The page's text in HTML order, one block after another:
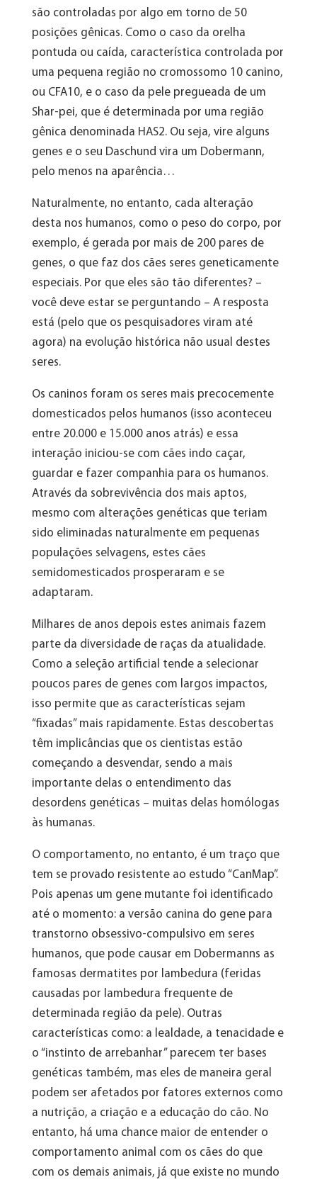
são controladas por algo em torno de 50
posições gênicas. Como o caso da orelha
pontuda ou caída, característica controlada por
uma pequena região no cromossomo 10 canino,
ou CFA10, e o caso da pele pregueada de um
Shar-pei, que é determinada por uma região
gênica denominada HAS2. Ou seja, vire alguns
genes e o seu Daschund vira um Dobermann,
pelo menos na aparência…
Naturalmente, no entanto, cada alteração
desta nos humanos, como o peso do corpo, por
exemplo, é gerada por mais de 200 pares de
genes, o que faz dos cães seres geneticamente
especiais. Por que eles são tão diferentes? –
você deve estar se perguntando – A resposta
está (pelo que os pesquisadores viram até
agora) na evolução histórica não usual destes
seres.
Os caninos foram os seres mais precocemente
domesticados pelos humanos (isso aconteceu
entre 20.000 e 15.000 anos atrás) e essa
interação iniciou-se com cães indo caçar,
guardar e fazer companhia para os humanos.
Através da sobrevivência dos mais aptos,
mesmo com alterações genéticas que teriam
sido eliminadas naturalmente em pequenas
populações selvagens, estes cães
semidomesticados prosperaram e se
adaptaram.
Milhares de anos depois estes animais fazem
parte da diversidade de raças da atualidade.
Como a seleção artificial tende a selecionar
poucos pares de genes com largos impactos,
isso permite que as características sejam
“fixadas” mais rapidamente. Estas descobertas
têm implicâncias que os cientistas estão
começando a desvendar, sendo a mais
importante delas o entendimento das
desordens genéticas – muitas delas homólogas
às humanas.
O comportamento, no entanto, é um traço que
tem se provado resistente ao estudo “CanMap”.
Pois apenas um gene mutante foi identificado
até o momento: a versão canina do gene para
transtorno obsessivo-compulsivo em seres
humanos, que pode causar em Dobermanns as
famosas dermatites por lambedura (feridas
causadas por lambedura frequente de
determinada região da pele). Outras
características como: a lealdade, a tenacidade e
o “instinto de arrebanhar” parecem ter bases
genéticas também, mas eles de maneira geral
podem ser afetados por fatores externos como
a nutrição, a criação e a educação do cão. No
entanto, há uma chance maior de entender o
comportamento animal com os cães do que
com os demais animais, já que existe no mundo